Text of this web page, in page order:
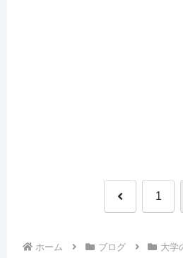
前 1
ホーム ブログ 大学